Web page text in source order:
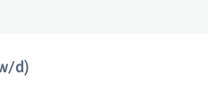
d)